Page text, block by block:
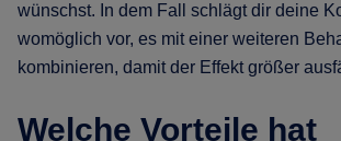
wünschst. In dem Fall schlägt dir deine
womöglich vor, es mit einer weiteren
kombinieren, damit der Effekt größer
Welche Vorteile hat